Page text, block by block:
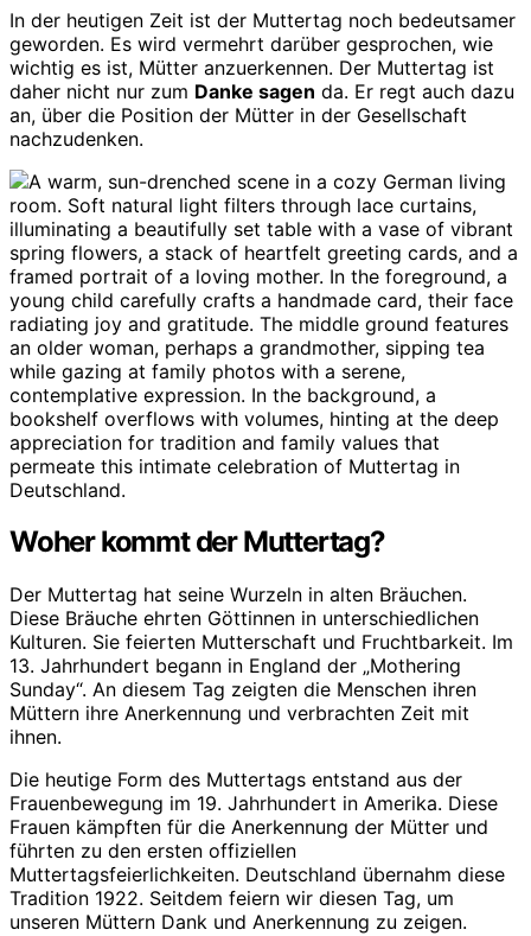
In der heutigen Zeit ist der Muttertag noch bedeutsamer
geworden. Es wird vermehrt darüber gesprochen, wie
wichtig es ist, Mütter anzuerkennen. Der Muttertag ist
daher nicht nur zum Danke sagen da. Er regt auch dazu
an, über die Position der Mütter in der Gesellschaft
nachzudenken.
Woher kommt der Muttertag?
Der Muttertag hat seine Wurzeln in alten Bräuchen.
Diese Bräuche ehrten Göttinnen in unterschiedlichen
Kulturen. Sie feierten Mutterschaft und Fruchtbarkeit. Im
13. Jahrhundert begann in England der „Mothering
Sunday“. An diesem Tag zeigten die Menschen ihren
Müttern ihre Anerkennung und verbrachten Zeit mit
ihnen.
Die heutige Form des Muttertags entstand aus der
Frauenbewegung im 19. Jahrhundert in Amerika. Diese
Frauen kämpften für die Anerkennung der Mütter und
führten zu den ersten offiziellen
Muttertagsfeierlichkeiten. Deutschland übernahm diese
Tradition 1922. Seitdem feiern wir diesen Tag, um
unseren Müttern Dank und Anerkennung zu zeigen.